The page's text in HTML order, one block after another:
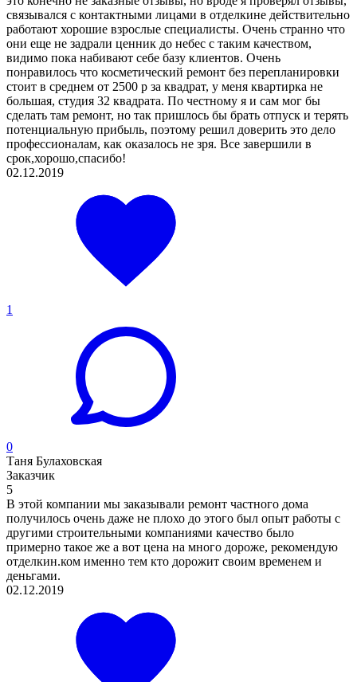
связывался с контактными лицами в отделкине действительно
работают хорошие взрослые специалисты. Очень странно что
они еще не задрали ценник до небес с таким качеством,
видимо пока набивают себе базу клиентов. Очень
понравилось что косметический ремонт без перепланировки
стоит в среднем от 2500 р за квадрат, у меня квартирка не
большая, студия 32 квадрата. По честному я и сам мог бы
сделать там ремонт, но так пришлось бы брать отпуск и терять
потенциальную прибыль, поэтому решил доверить это дело
профессионалам, как оказалось не зря. Все завершили в
срок,хорошо,спасибо!
02.12.2019
1
0
Таня Булаховская
Заказчик
5
В этой компании мы заказывали ремонт частного дома
получилось очень даже не плохо до этого был опыт работы с
другими строительными компаниями качество было
примерно такое же а вот цена на много дороже, рекомендую
отделкин.ком именно тем кто дорожит своим временем и
деньгами.
02.12.2019